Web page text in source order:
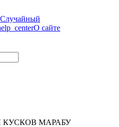
Случайный
О сайте
КУСКОВ МАРАБУ